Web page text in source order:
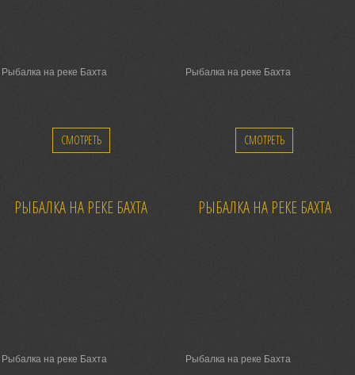
Рыбалка на реке Бахта
СМОТРЕТЬ
Рыбалка на реке Бахта
СМОТРЕТЬ
РЫБАЛКА НА РЕКЕ БАХТА
Рыбалка на реке Бахта
РЫБАЛКА НА РЕКЕ БАХТА
Рыбалка на реке Бахта